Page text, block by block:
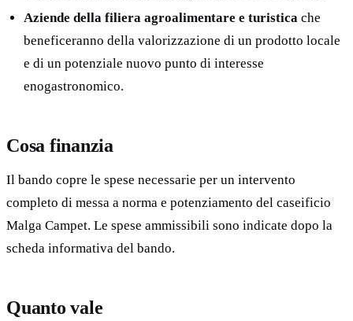
Aziende della filiera agroalimentare e turistica che
beneficeranno della valorizzazione di un prodotto locale
e di un potenziale nuovo punto di interesse
enogastronomico.
Cosa finanzia
Il bando copre le spese necessarie per un intervento
completo di messa a norma e potenziamento del caseificio
Malga Campet. Le spese ammissibili sono indicate dopo la
scheda informativa del bando.
Quanto vale